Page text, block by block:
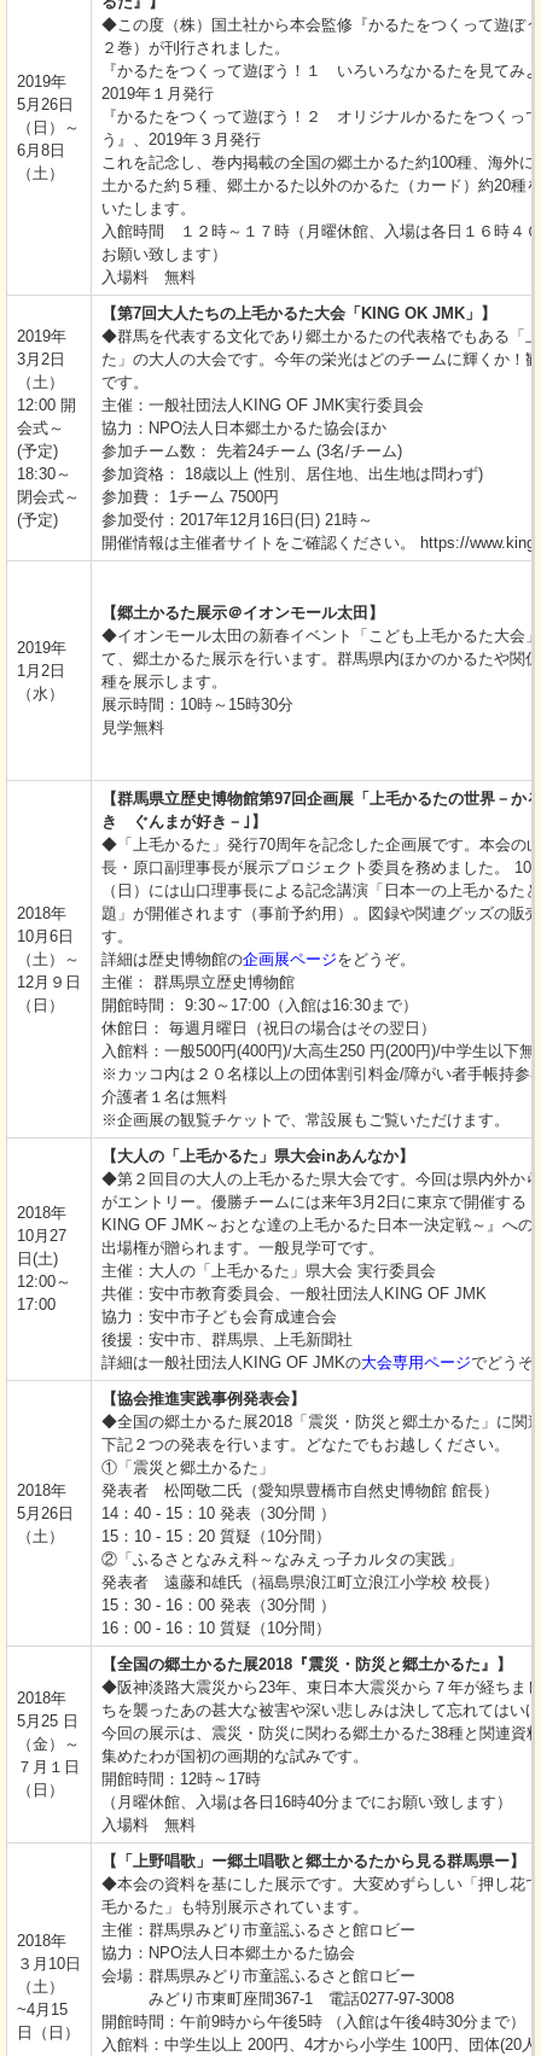
2019年
5月26日
（日）～
6月8日
（土）
◆この度（株）国土社から本会監修『かるたをつくって遊ぼ
２巻）が刊行されました。
『かるたをつくって遊ぼう！１ いろいろなかるたを見てみ
2019年１月発行
『かるたをつくって遊ぼう！２ オリジナルかるたをつくっ
う』、2019年３月発行
これを記念し、巻内掲載の全国の郷土かるた約100種、海外に
土かるた約５種、郷土かるた以外のかるた（カード）約20種
いたします。
入館時間 １２時～１７時（月曜休館、入場は各日１６時４
お願い致します）
入場料 無料
2019年
3月2日
（土）
12:00 開
会式～
(予定)
18:30～
閉会式～
(予定)
【第7回大人たちの上毛かるた大会「KING OK JMK」】
◆群馬を代表する文化であり郷土かるたの代表格でもある「
た」の大人の大会です。今年の栄光はどのチームに輝くか！
です。
主催：一般社団法人KING OF JMK実行委員会
協力：NPO法人日本郷土かるた協会ほか
参加チーム数： 先着24チーム (3名/チーム)
参加資格： 18歳以上 (性別、居住地、出生地は問わず)
参加費： 1チーム 7500円
参加受付：2017年12月16日(日) 21時～
開催情報は主催者サイトをご確認ください。 https://
2019年
1月2日
（水）
【郷土かるた展示＠イオンモール太田】
◆イオンモール太田の新春イベント「こども上毛かるた大会
て、郷土かるた展示を行います。群馬県内ほかのかるたや関
種を展示します。
展示時間：10時～15時30分
見学無料
2018年
10月6日
（土）～
12月９日
（日）
【群馬県立歴史博物館第97回企画展「上毛かるたの世界－か
き ぐんまが好き－｣】
◆「上毛かるた」発行70周年を記念した企画展です。本会の
長・原口副理事長が展示プロジェクト委員を務めました。 10
（日）には山口理事長による記念講演「日本一の上毛かるた
題」が開催されます（事前予約用）。図録や関連グッズの販
す。
詳細は歴史博物館の企画展ページをどうぞ。
主催： 群馬県立歴史博物館
開館時間： 9:30～17:00（入館は16:30まで）
休館日： 毎週月曜日（祝日の場合はその翌日）
入館料：一般500円(400円)/大高生250 円(200円)/中学生以下無
※カッコ内は２０名様以上の団体割引料金/障がい者手帳持参
介護者１名は無料
※企画展の観覧チケットで、常設展もご覧いただけます。
2018年
10月27
日(土)
12:00～
17:00
【大人の「上毛かるた」県大会inあんなか】
◆第２回目の大人の上毛かるた県大会です。今回は県内外か
がエントリー。優勝チームには来年3月2日に東京で開催する
KING OF JMK～おとな達の上毛かるた日本一決定戦～』への
出場権が贈られます。一般見学可です。
主催：大人の「上毛かるた」県大会 実行委員会
共催：安中市教育委員会、一般社団法人KING OF JMK
協力：安中市子ども会育成連合会
後援：安中市、群馬県、上毛新聞社
詳細は一般社団法人KING OF JMKの大会専用ページでどうぞ
2018年
5月26日
（土）
【協会推進実践事例発表会】
◆全国の郷土かるた展2018「震災・防災と郷土かるた」に関
下記２つの発表を行います。どなたでもお越しください。
①「震災と郷土かるた」
発表者 松岡敬二氏（愛知県豊橋市自然史博物館 館長）
14：40 - 15：10 発表（30分間 ）
15：10 - 15：20 質疑（10分間）
②「ふるさとなみえ科～なみえっ子カルタの実践」
発表者 遠藤和雄氏（福島県浪江町立浪江小学校 校長）
15：30 - 16：00 発表（30分間 ）
16：00 - 16：10 質疑（10分間）
2018年
5月25 日
（金）～
７月１日
（日）
【全国の郷土かるた展2018『震災・防災と郷土かるた』】
◆阪神淡路大震災から23年、東日本大震災から７年が経ちま
ちを襲ったあの甚大な被害や深い悲しみは決して忘れてはい
今回の展示は、震災・防災に関わる郷土かるた38種と関連資
集めたわが国初の画期的な試みです。
開館時間：12時～17時
（月曜休館、入場は各日16時40分までにお願い致します）
入場料 無料
2018年
３月10日
（土）
~4月15
日（日）
【「上野唱歌」ー郷土唱歌と郷土かるたから見る群馬県ー】
◆本会の資料を基にした展示です。大変めずらしい「押し花
毛かるた」も特別展示されています。
主催：群馬県みどり市童謡ふるさと館ロビー
協力：NPO法人日本郷土かるた協会
会場：群馬県みどり市童謡ふるさと館ロビー
みどり市東町座間367-1 電話0277-97-3008
開館時間：午前9時から午後5時 （入館は午後4時30分まで）
入館料：中学生以上 200円、4才から小学生 100円、団体(20